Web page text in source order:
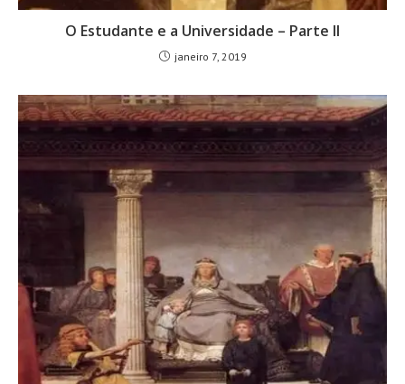
O Estudante e a Universidade – Parte II
janeiro 7, 2019